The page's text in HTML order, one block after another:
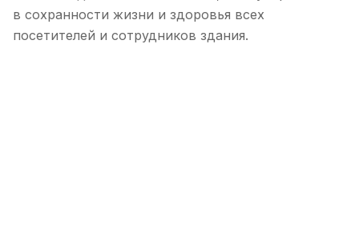
в сохранности жизни и здоровья всех
посетителей и сотрудников здания.